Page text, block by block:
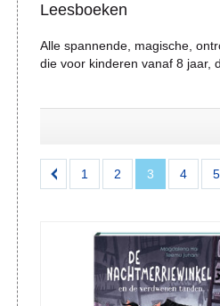
Leesboeken
Alle spannende, magische,
die voor kinderen vanaf 8 jaar,
1 2 3 4 5